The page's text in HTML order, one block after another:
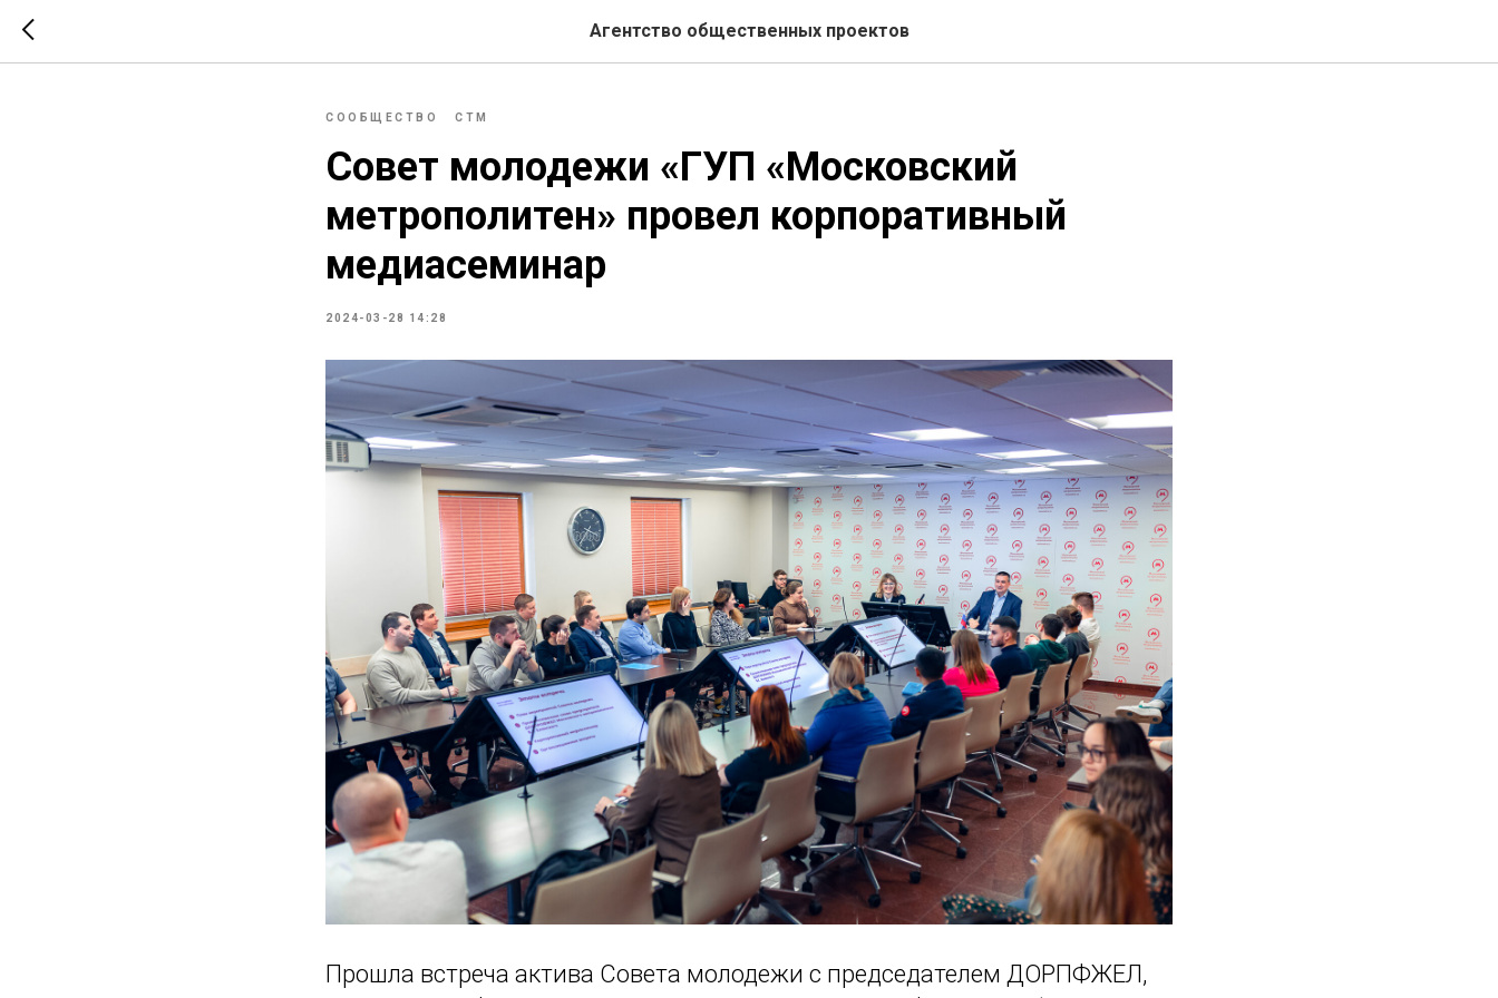
Агентство общественных проектов
СООБЩЕСТВО СТМ
Совет молодежи «ГУП «Московский
метрополитен» провел корпоративный
медиасеминар
2024-03-28 14:28
Прошла встреча актива Совета молодежи с председателем ДОРПФЖЕЛ,